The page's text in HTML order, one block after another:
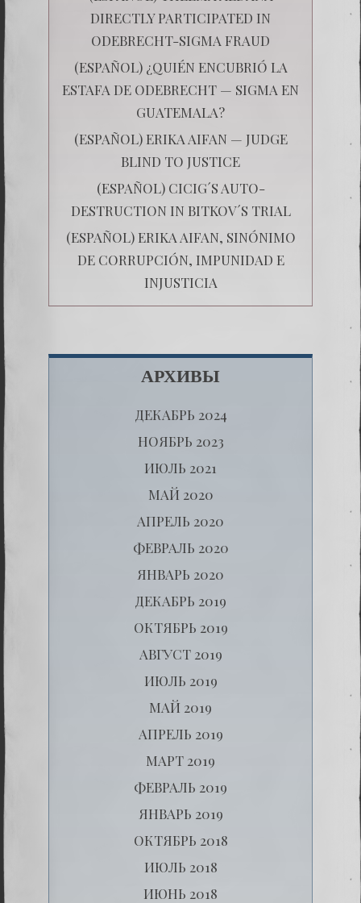
DIRECTLY PARTICIPATED IN
ODEBRECHT-SIGMA FRAUD
(ESPAÑOL) ¿QUIÉN ENCUBRIÓ LA
ESTAFA DE ODEBRECHT — SIGMA EN
GUATEMALA?
(ESPAÑOL) ERIKA AIFAN — JUDGE
BLIND TO JUSTICE
(ESPAÑOL) CICIG´S AUTO-
DESTRUCTION IN BITKOV´S TRIAL
(ESPAÑOL) ERIKA AIFAN, SINÓNIMO
DE CORRUPCIÓN, IMPUNIDAD E
INJUSTICIA
АРХИВЫ
ДЕКАБРЬ 2024
НОЯБРЬ 2023
ИЮЛЬ 2021
МАЙ 2020
АПРЕЛЬ 2020
ФЕВРАЛЬ 2020
ЯНВАРЬ 2020
ДЕКАБРЬ 2019
ОКТЯБРЬ 2019
АВГУСТ 2019
ИЮЛЬ 2019
МАЙ 2019
АПРЕЛЬ 2019
МАРТ 2019
ФЕВРАЛЬ 2019
ЯНВАРЬ 2019
ОКТЯБРЬ 2018
ИЮЛЬ 2018
ИЮНЬ 2018